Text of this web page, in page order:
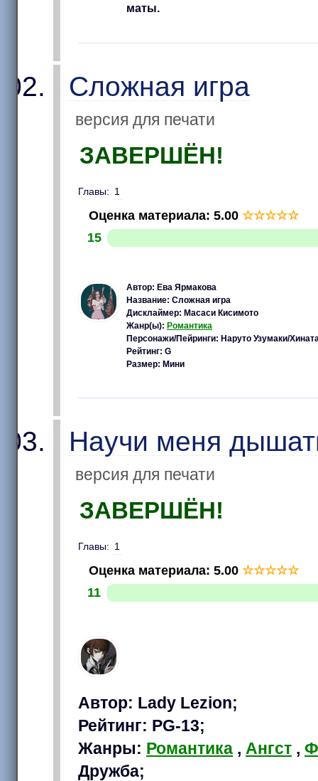
маты.
Сложная игра
версия для печати
ЗАВЕРШЁН!
Главы: 1
Оценка материала: 5.00 ☆☆☆☆☆
15
Автор: Ева Ярмакова
Название: Сложная игра
Дисклаймер: Масаси Кисимото
Жанр(ы): Романтика
Персонажи/Пейринги: Наруто Узумаки/
Рейтинг: G
Размер: Мини
Научи меня
версия для печати
ЗАВЕРШЁН!
Главы: 1
Оценка материала: 5.00 ☆☆☆☆☆
11
Автор: Lady Lezion;
Рейтинг: PG-13;
Жанры: Романтика , Ангст ,
Дружба;